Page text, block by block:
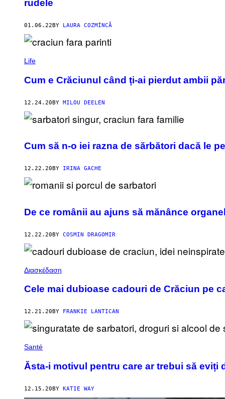
rudele
01.06.22 BY LAURA COZMÎNCĂ
Life
Cum e Crăciunul când ți-ai pierdut ambii
12.24.20BY MILOU DEELEN
Cum să n-o iei razna de sărbători dacă le
12.22.20 BY IRINA GACHE
De ce românii au ajuns să mănânce
12.22.20BY COSMIN DRAGOMIR
Διασκέδαση
Cele mai dubioase cadouri de Crăciun pe
12.21.20 BY FRANKIE LANTICAN
Santé
Ăsta-i motivul pentru care ar trebui să eviți
12.15.20BY KATIE WAY